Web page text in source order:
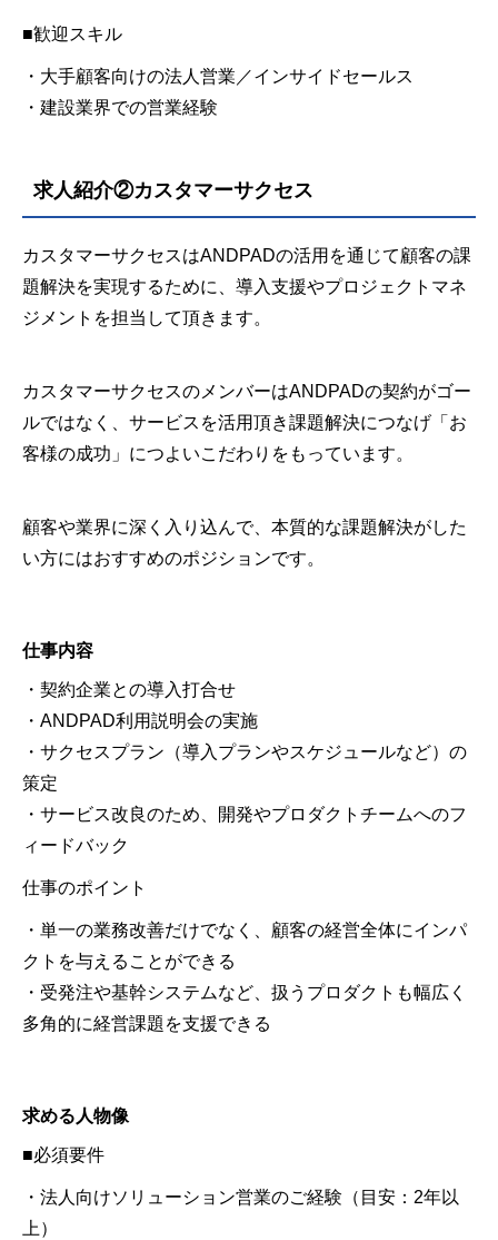
■歓迎スキル
・大手顧客向けの法人営業／インサイドセールス
・建設業界での営業経験
求人紹介②カスタマーサクセス
カスタマーサクセスはANDPADの活用を通じて顧客の課
題解決を実現するために、導入支援やプロジェクトマネ
ジメントを担当して頂きます。
カスタマーサクセスのメンバーはANDPADの契約がゴー
ルではなく、サービスを活用頂き課題解決につなげ「お
客様の成功」につよいこだわりをもっています。
顧客や業界に深く入り込んで、本質的な課題解決がした
い方にはおすすめのポジションです。
仕事内容
・契約企業との導入打合せ
・ANDPAD利用説明会の実施
・サクセスプラン（導入プランやスケジュールなど）の
策定
・サービス改良のため、開発やプロダクトチームへのフ
ィードバック
仕事のポイント
・単一の業務改善だけでなく、顧客の経営全体にインパ
クトを与えることができる
・受発注や基幹システムなど、扱うプロダクトも幅広く
多角的に経営課題を支援できる
求める人物像
■必須要件
・法人向けソリューション営業のご経験（目安：2年以
上）